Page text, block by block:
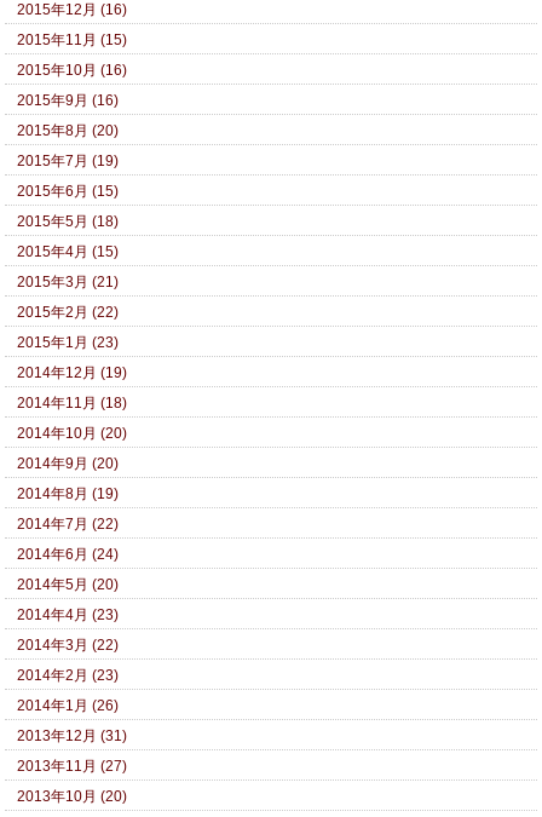
2015年12月 (16)
2015年11月 (15)
2015年10月 (16)
2015年9月 (16)
2015年8月 (20)
2015年7月 (19)
2015年6月 (15)
2015年5月 (18)
2015年4月 (15)
2015年3月 (21)
2015年2月 (22)
2015年1月 (23)
2014年12月 (19)
2014年11月 (18)
2014年10月 (20)
2014年9月 (20)
2014年8月 (19)
2014年7月 (22)
2014年6月 (24)
2014年5月 (20)
2014年4月 (23)
2014年3月 (22)
2014年2月 (23)
2014年1月 (26)
2013年12月 (31)
2013年11月 (27)
2013年10月 (20)